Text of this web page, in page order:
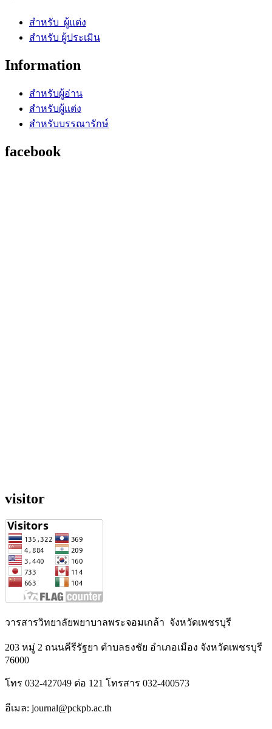
สำหรับ ผู้แต่ง
สำหรับ ผู้ประเมิน
Information
สำหรับผู้อ่าน
สำหรับผู้แต่ง
สำหรับบรรณารักษ์
facebook
visitor
วารสารวิทยาลัยพยาบาลพระจอมเกล้า จังหวัดเพชรบุรี
203 หมู่ 2 ถนนคีรีรัฐยา ตำบลธงชัย อำเภอเมือง จังหวัดเพชรบุรี
76000
โทร 032-427049 ต่อ 121 โทรสาร 032-400573
อีเมล: journal@pckpb.ac.th